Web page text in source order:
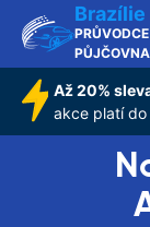
Brazílie
PRŮVODCE
Až 20%
akce platí do